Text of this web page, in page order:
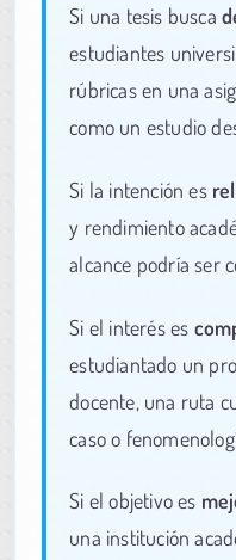
Si una tesis busca
estudiantes
rúbricas en una
como un estudio
Si la intención es
y rendimiento
alcance podría ser
Si el interés es
estudiantado un
docente, una ruta
caso o
Si el objetivo es
una institución